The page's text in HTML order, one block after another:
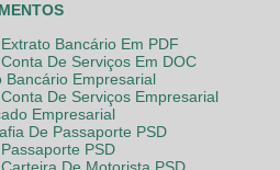
Bancário Em PDF
De Serviços Em DOC
Bancário Empresarial
De Serviços Empresarial
Empresarial
De Passaporte PSD
PSD